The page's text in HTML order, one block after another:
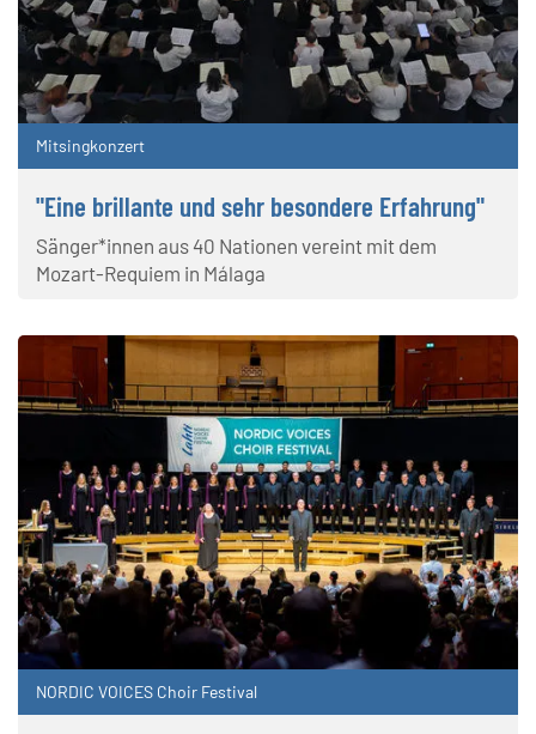
Mitsingkonzert
"Eine brillante und sehr besondere Erfahrung"
Sänger*innen aus 40 Nationen vereint mit dem
Mozart-Requiem in Málaga
NORDIC VOICES Choir Festival